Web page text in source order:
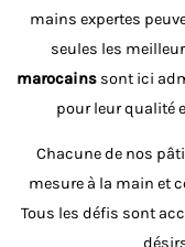
mains expertes
seules les
marocains sont ici
pour leur qualité
Chacune de nos
mesure à la main et
Tous les défis sont